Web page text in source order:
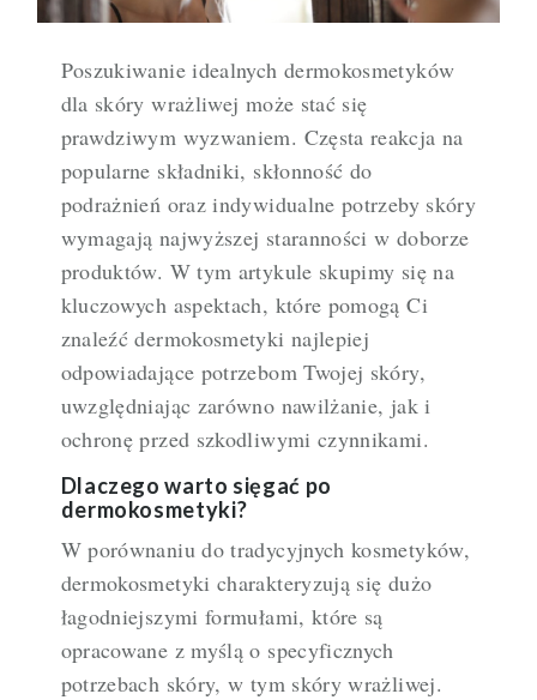
Poszukiwanie idealnych dermokosmetyków
dla skóry wrażliwej może stać się
prawdziwym wyzwaniem. Częsta reakcja na
popularne składniki, skłonność do
podrażnień oraz indywidualne potrzeby skóry
wymagają najwyższej staranności w doborze
produktów. W tym artykule skupimy się na
kluczowych aspektach, które pomogą Ci
znaleźć dermokosmetyki najlepiej
odpowiadające potrzebom Twojej skóry,
uwzględniając zarówno nawilżanie, jak i
ochronę przed szkodliwymi czynnikami.
Dlaczego warto sięgać po
dermokosmetyki?
W porównaniu do tradycyjnych kosmetyków,
dermokosmetyki charakteryzują się dużo
łagodniejszymi formułami, które są
opracowane z myślą o specyficznych
potrzebach skóry, w tym skóry wrażliwej.